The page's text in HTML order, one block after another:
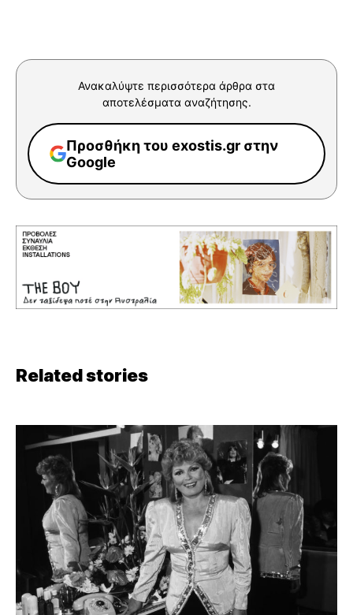
Ανακαλύψτε περισσότερα άρθρα στα
αποτελέσματα αναζήτησης.
Προσθήκη του exostis.gr στην
Google
Related stories